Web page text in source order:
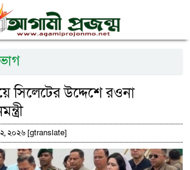
সিলেটের উদ্দেশে রওনা
২, ২০২৬ [gtranslate]